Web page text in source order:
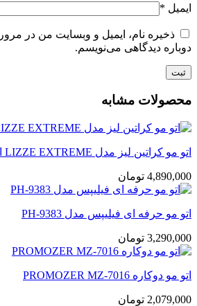
ایمیل *
ذخیره نام، ایمیل و وبسایت من در
دوباره دیدگاهی می‌نویسم.
محصولات مشابه
اتو مو کراتین لیز مدل LIZZE EXTREME اصل درجه یک
4,890,000 تومان
اتو مو حرفه ای فیلیپس مدل PH-9383
3,290,000 تومان
اتو مو دوکاره PROMOZER MZ-7016
2,079,000 تومان